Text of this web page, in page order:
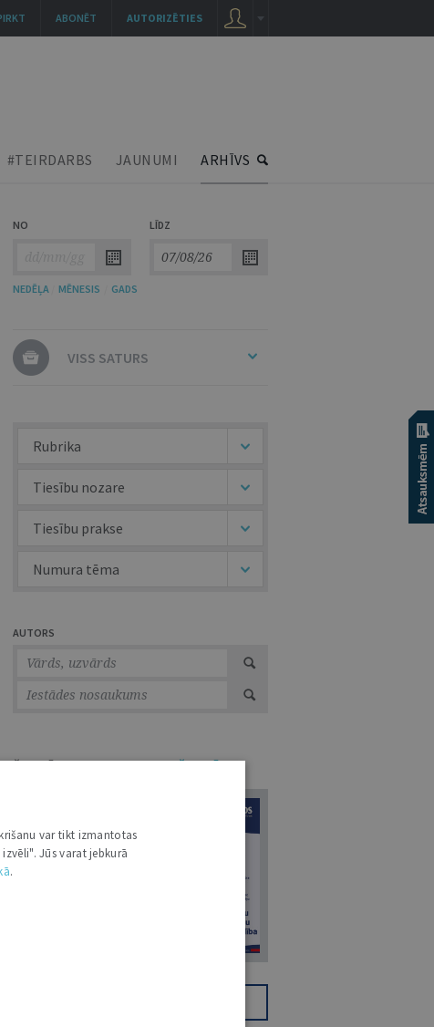
#TEIRDARBS JAUNUMI ARHĪVS
NO LĪDZ
NEDĒĻA MĒNESIS GADS
VISS SATURS
Rubrika
Tiesību nozare
Tiesību prakse
Numura tēma
AUTORS
ŽURNĀLU KATALOGS /VISI ŽURNĀLI
7
AUTORIZĒTIES
ABONĒT
var tikt izmantotas
Jūs varat jebkurā
.